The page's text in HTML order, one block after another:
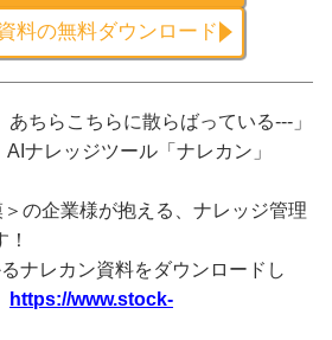
料の無料ダウンロード
あちらこちらに散らばっている---」
AIナレッジツール「ナレカン」
の企業様が抱える、ナレッジ管理
ナレカン資料をダウンロードし
https://www.stock-